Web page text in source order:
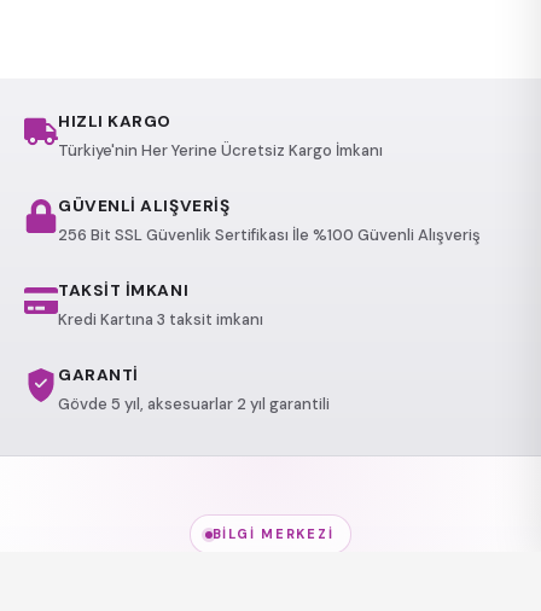
HIZLI KARGO
Türkiye'nin Her Yerine Ücretsiz Kargo İmkanı
GÜVENLİ ALIŞVERİŞ
256 Bit SSL Güvenlik Sertifikası İle %100 Güvenli Alışveriş
TAKSİT İMKANI
Kredi Kartına 3 taksit imkanı
GARANTİ
Gövde 5 yıl, aksesuarlar 2 yıl garantili
BILGI MERKEZI